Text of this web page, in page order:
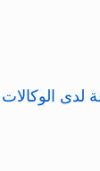
انتهاء فترة